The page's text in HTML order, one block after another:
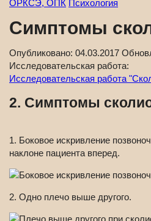
ОРКСЭ, ОПК Психология
Симптомы
Опубликовано: 04.03.2017
Исследовательская работа:
Исследовательская работа
2. Симптомы
1. Боковое искривление
наклоне пациента вперед.
2. Одно плечо выше другого.